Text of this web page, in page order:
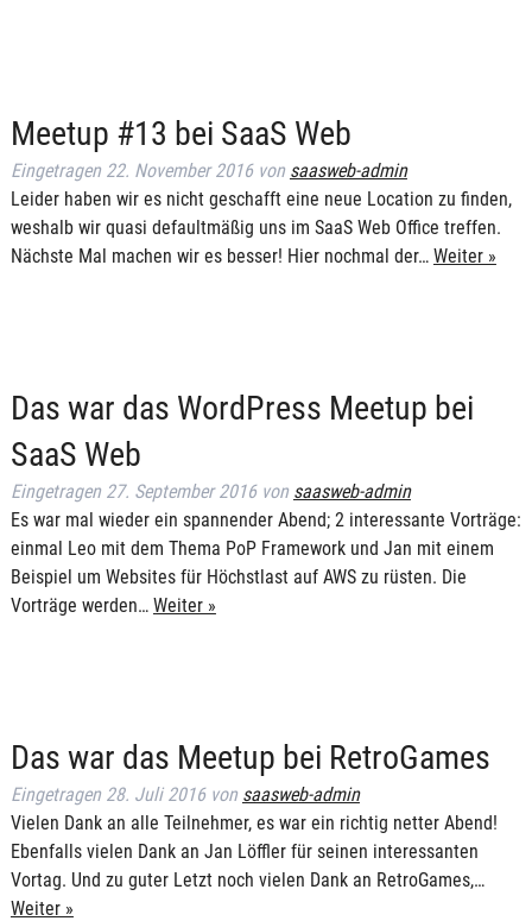
Meetup #13 bei SaaS Web
Eingetragen 22. November 2016 von saasweb-admin
Leider haben wir es nicht geschafft eine neue Location zu finden,
weshalb wir quasi defaultmäßig uns im SaaS Web Office treffen.
Nächste Mal machen wir es besser! Hier nochmal der… Weiter »
Das war das WordPress Meetup bei
SaaS Web
Eingetragen 27. September 2016 von saasweb-admin
Es war mal wieder ein spannender Abend; 2 interessante Vorträge:
einmal Leo mit dem Thema PoP Framework und Jan mit einem
Beispiel um Websites für Höchstlast auf AWS zu rüsten. Die
Vorträge werden… Weiter »
Das war das Meetup bei RetroGames
Eingetragen 28. Juli 2016 von saasweb-admin
Vielen Dank an alle Teilnehmer, es war ein richtig netter Abend!
Ebenfalls vielen Dank an Jan Löffler für seinen interessanten
Vortag. Und zu guter Letzt noch vielen Dank an RetroGames,…
Weiter »